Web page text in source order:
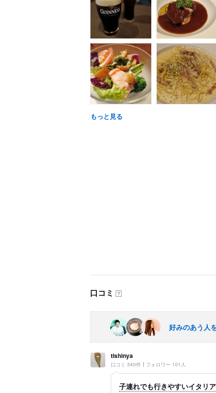
もっと見る
口コミ ？
好みのあう人
tlshinya
口コミ 340件 フォロワー 101人
子連れでも行きやすいイタリ